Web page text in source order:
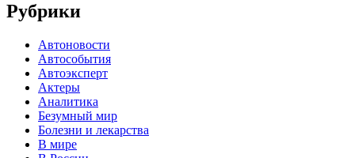
Рубрики
Автоновости
Автособытия
Автоэксперт
Актеры
Аналитика
Безумный мир
Болезни и лекарства
В мире